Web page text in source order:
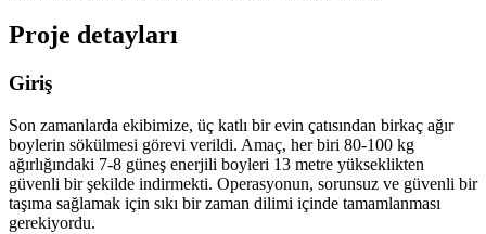
Proje detayları
Giriş
Son zamanlarda ekibimize, üç katlı bir evin çatısından birkaç ağır
boylerin sökülmesi görevi verildi. Amaç, her biri 80-100 kg
ağırlığındaki 7-8 güneş enerjili boyleri 13 metre yükseklikten
güvenli bir şekilde indirmekti. Operasyonun, sorunsuz ve güvenli bir
taşıma sağlamak için sıkı bir zaman dilimi içinde tamamlanması
gerekiyordu.